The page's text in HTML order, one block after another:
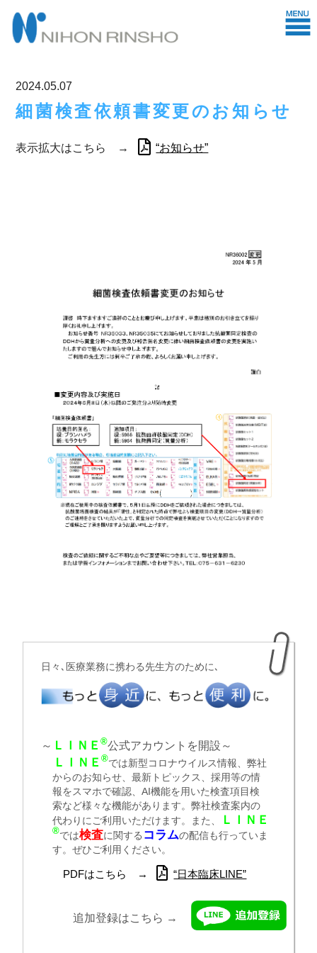
2024.05.07
細菌検査依頼書変更のお知らせ
表示拡大はこちら → “お知らせ”
日々､医療業務に携わる先生方のために､
～ ＬＩＮＥ ®公式アカウントを開設～
ＬＩＮＥ ®では新型コロナウイルス情報、弊社
からのお知らせ、最新トピックス、採用等の情
報をスマホで確認、AI機能を用いた検査項目検
索など様々な機能があります。弊社検査案内の
代わりにご利用いただけます。また、
ＬＩＮＥ
®では検査に関する コラムの配信も行っていま
す。ぜひご利用ください。
PDFはこちら → “日本臨床LINE”
追加登録はこちら →